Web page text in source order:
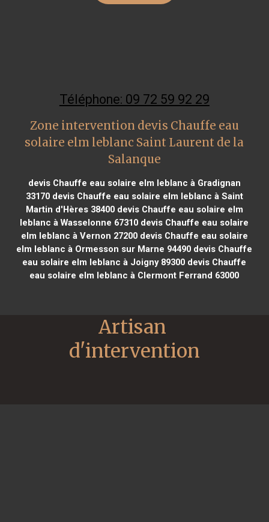
Téléphone: 09 72 59 92 29
Zone intervention devis Chauffe eau
solaire elm leblanc Saint Laurent de la
Salanque
devis Chauffe eau solaire elm leblanc à Gradignan
33170devis Chauffe eau solaire elm leblanc à Saint
Martin d'Hères 38400devis Chauffe eau solaire elm
leblanc à Wasselonne 67310 devis Chauffe eau solaire
elm leblanc à Vernon 27200devis Chauffe eau solaire
elm leblanc à Ormesson sur Marne 94490 devis Chauffe
eau solaire elm leblanc à Joigny 89300 devis Chauffe
eau solaire elm leblanc à Clermont Ferrand 63000
Artisan
d'intervention